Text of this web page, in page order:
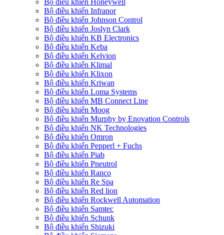
Bộ điều khiển Infranor
Bộ điều khiển Johnson Control
Bộ điều khiển Joslyn Clark
Bộ điều khiển KB Electronics
Bộ điều khiển Keba
Bộ điều khiển Kelvion
Bộ điều khiển Klimal
Bộ điều khiển Klixon
Bộ điều khiển Kriwan
Bộ điều khiển Loma Systems
Bộ điều khiển MB Connect Line
Bộ điều khiển Moog
Bộ điều khiển Murphy by Enovation Controls
Bộ điều khiển NK Technologies
Bộ điều khiển Omron
Bộ điều khiển Pepperl + Fuchs
Bộ điều khiển Piab
Bộ điều khiển Pneutrol
Bộ điều khiển Ranco
Bộ điều khiển Re Spa
Bộ điều khiển Red lion
Bộ điều khiển Rockwell Automation
Bộ điều khiển Samtec
Bộ điều khiển Schunk
Bộ điều khiển Shizuki